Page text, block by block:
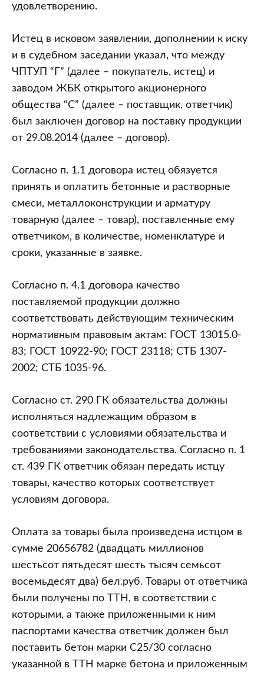
удовлетворению.
Истец в исковом заявлении, дополнении к иску
и в судебном заседании указал, что между
ЧПТУП “Г” (далее – покупатель, истец) и
заводом ЖБК открытого акционерного
общества “С” (далее – поставщик, ответчик)
был заключен договор на поставку продукции
от 29.08.2014 (далее – договор).
Согласно п. 1.1 договора истец обязуется
принять и оплатить бетонные и растворные
смеси, металлоконструкции и арматуру
товарную (далее – товар), поставленные ему
ответчиком, в количестве, номенклатуре и
сроки, указанные в заявке.
Согласно п. 4.1 договора качество
поставляемой продукции должно
соответствовать действующим техническим
нормативным правовым актам: ГОСТ 13015.0-
83; ГОСТ 10922-90; ГОСТ 23118; СТБ 1307-
2002; СТБ 1035-96.
Согласно ст. 290 ГК обязательства должны
исполняться надлежащим образом в
соответствии с условиями обязательства и
требованиями законодательства. Согласно п. 1
ст. 439 ГК ответчик обязан передать истцу
товары, качество которых соответствует
условиям договора.
Оплата за товары была произведена истцом в
сумме 20656782 (двадцать миллионов
шестьсот пятьдесят шесть тысяч семьсот
восемьдесят два) бел.руб. Товары от ответчика
были получены по ТТН, в соответствии с
которыми, а также приложенными к ним
паспортами качества ответчик должен был
поставить бетон марки С25/30 согласно
указанной в ТТН марке бетона и приложенным